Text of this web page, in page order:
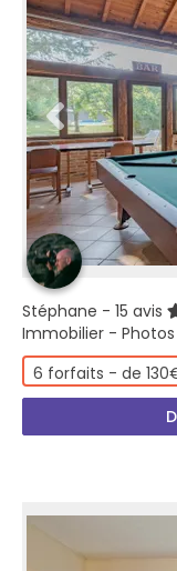
Stéphane - 15 avis
Immobilier - Photos
6 forfaits - de